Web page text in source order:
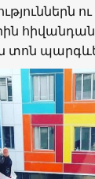
տոն